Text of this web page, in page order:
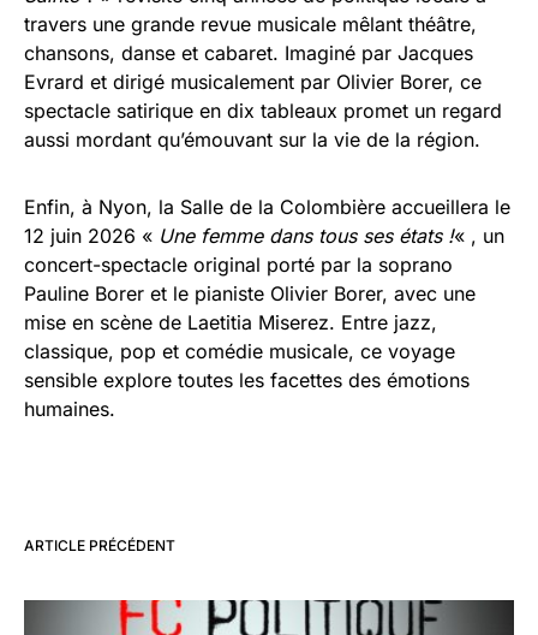
travers une grande revue musicale mêlant théâtre,
chansons, danse et cabaret. Imaginé par Jacques
Evrard et dirigé musicalement par Olivier Borer, ce
spectacle satirique en dix tableaux promet un regard
aussi mordant qu’émouvant sur la vie de la région.
Enfin, à Nyon, la Salle de la Colombière accueillera le
12 juin 2026 « Une femme dans tous ses états !« , un
concert-spectacle original porté par la soprano
Pauline Borer et le pianiste Olivier Borer, avec une
mise en scène de Laetitia Miserez. Entre jazz,
classique, pop et comédie musicale, ce voyage
sensible explore toutes les facettes des émotions
humaines.
ARTICLE PRÉCÉDENT